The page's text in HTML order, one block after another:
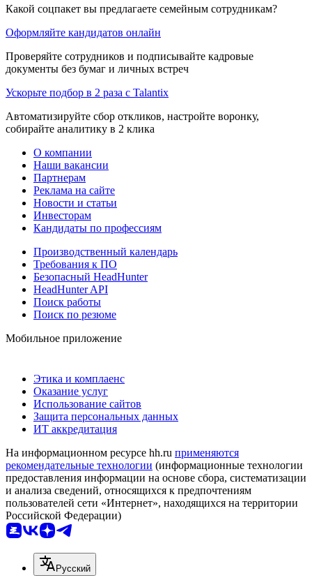
Какой соцпакет вы предлагаете семейным сотрудникам?
Оформляйте кандидатов онлайн
Проверяйте сотрудников и подписывайте кадровые
документы без бумаг и личных встреч
Ускорьте подбор в 2 раза с Talantix
Автоматизируйте сбор откликов, настройте воронку,
собирайте аналитику в 2 клика
О компании
Наши вакансии
Партнерам
Реклама на сайте
Новости и статьи
Инвесторам
Кандидаты по профессиям
Производственный календарь
Требования к ПО
Безопасный HeadHunter
HeadHunter API
Поиск работы
Поиск по резюме
Мобильное приложение
Этика и комплаенс
Оказание услуг
Использование сайтов
Защита персональных данных
ИТ аккредитация
На информационном ресурсе hh.ru применяются
рекомендательные технологии (информационные технологии
предоставления информации на основе сбора, систематизации
и анализа сведений, относящихся к предпочтениям
пользователей сети «Интернет», находящихся на территории
Российской Федерации)
Русский